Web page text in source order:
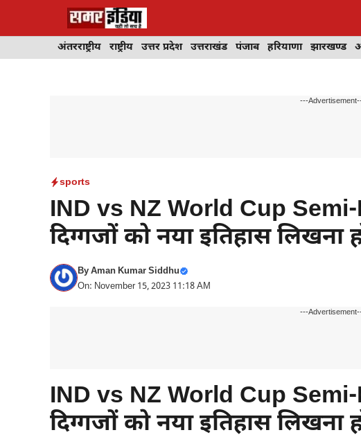
अंतरराष्ट्रीय राष्ट्रीय उत्तर प्रदेश उत्तराखंड पंजाब हरियाणा झारखण्ड
---
sports
IND vs NZ World Cup
दिग्गजों को नया इतिहास लिखना
ByAman Kumar Siddhu
On: November 15, 2023 11:18 AM
---
IND vs NZ World Cup
दिग्गजों को नया इतिहास लिखना